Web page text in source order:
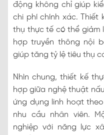
động không chỉ giúp
chi phí chính xác. Thiết
thụ thực tế có thể giảm
hợp truyền thông nội
giúp tăng tỷ lệ tiêu thụ
Nhìn chung, thiết kế
hợp giữa nghệ thuật
ứng dụng linh hoạt
nhu cầu nhân viên.
nghiệp với năng lực